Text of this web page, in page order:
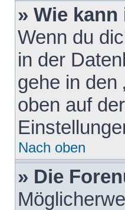
» Wie
Wenn du
in der
gehe in den
oben auf
Nach oben
» Die